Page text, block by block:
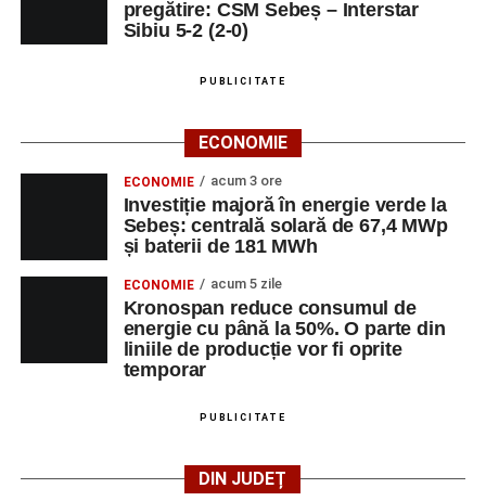
pregătire: CSM Sebeș – Interstar
Sibiu 5-2 (2-0)
PUBLICITATE
ECONOMIE
ECONOMIE acum 3 ore
Investiție majoră în energie verde la
Sebeș: centrală solară de 67,4 MWp
și baterii de 181 MWh
ECONOMIE acum 5 zile
Kronospan reduce consumul de
energie cu până la 50%. O parte din
liniile de producție vor fi oprite
temporar
PUBLICITATE
DIN JUDEȚ